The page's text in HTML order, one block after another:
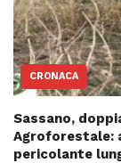
CRONACA
Sassano,
Agroforestale:
pericolante